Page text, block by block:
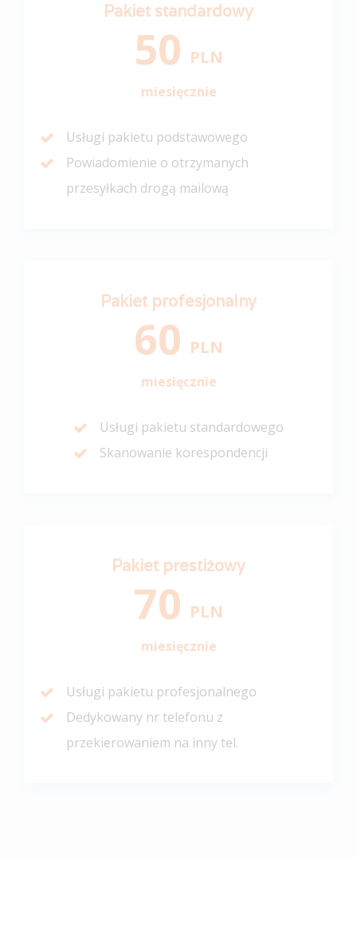
Pakiet standardowy
50 PLN
miesięcznie
Usługi pakietu podstawowego
Powiadomienie o otrzymanych
przesyłkach drogą mailową
Pakiet profesjonalny
60 PLN
miesięcznie
Usługi pakietu standardowego
Skanowanie korespondencji
Pakiet prestiżowy
70 PLN
miesięcznie
Usługi pakietu profesjonalnego
Dedykowany nr telefonu z
przekierowaniem na inny tel.